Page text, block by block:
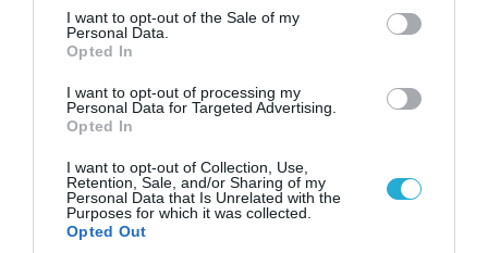
consent section.
I want to opt-out of the Sale of my
Personal Data.
Opted In
I want to opt-out of processing my
Personal Data for Targeted Advertising.
Opted In
I want to opt-out of Collection, Use,
Retention, Sale, and/or Sharing of my
Personal Data that Is Unrelated with the
Purposes for which it was collected.
Opted Out
07.08.2026 | 08:02
Κλιμακώνουν οι Χούθι: Eξαπέλυσαν επιθέσεις
κατά στρατιωτικών δυνάμεων στην Υεμένη –
Πλήγματα & στη Σαουδική Αραβία!